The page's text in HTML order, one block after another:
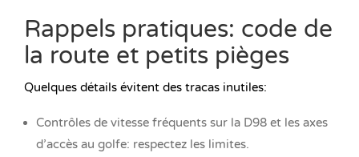
Rappels pratiques: code de
la route et petits pièges
Quelques détails évitent des tracas inutiles:
Contrôles de vitesse fréquents sur la D98 et les axes
d’accès au golfe: respectez les limites.